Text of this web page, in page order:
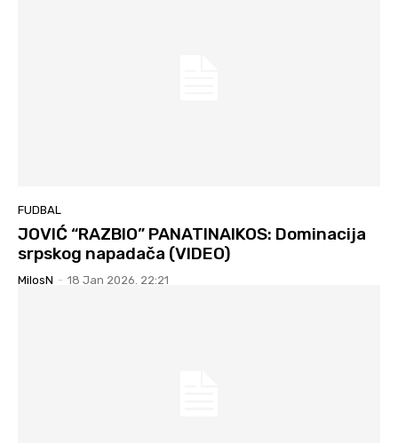
FUDBAL
JOVIĆ “RAZBIO” PANATINAIKOS: Dominacija
srpskog napadača (VIDEO)
MilosN - 18 Jan 2026. 22:21